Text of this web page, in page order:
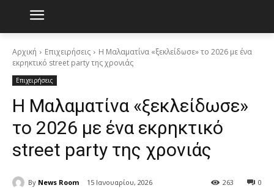
Αρχική Επιχειρήσεις
Η Μαλαματίνα «ξεκλείδωσε» το 2026 με ένα
εκρηκτικό street party της χρονιάς
Επιχειρήσεις
Η Μαλαματίνα «ξεκλείδωσε»
το 2026 με ένα εκρηκτικό
street party της χρονιάς
By News Room 15 Ιανουαρίου, 2026 0
263